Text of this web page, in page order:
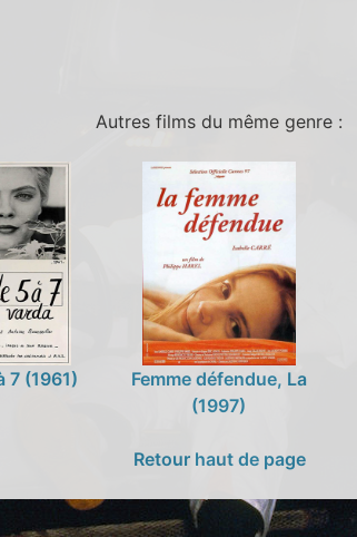
Autres films du même genre :
7 (1961)
Femme défendue, La
(1997)
Retour haut de page